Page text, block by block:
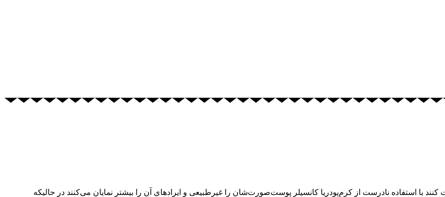
یکنواخت کنند با استفاده نادرست از کرم‌پودریا کانسیلر پوست‌صورت‌شان را غیرطبیعی و ایرادهای آن را بیشتر نمایان می‌کنند در حالیکه